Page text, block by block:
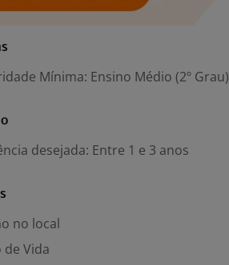
Mínima: Ensino Médio (2º Grau)
desejada: Entre 1 e 3 anos
no local
de Vida